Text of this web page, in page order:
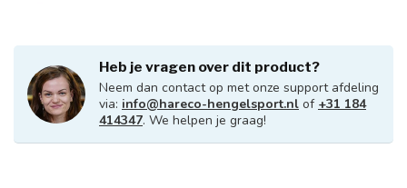
Heb je vragen over dit product?
Neem dan contact op met onze support afdeling
via: info@hareco-hengelsport.nl of +31 184
414347. We helpen je graag!